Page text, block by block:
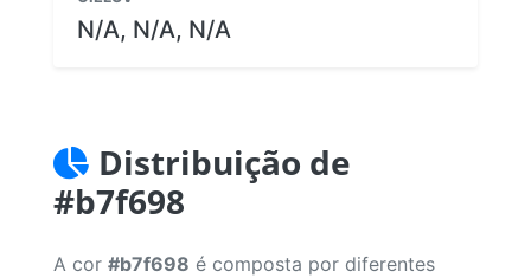
N/A, N/A, N/A
Distribuição de
#b7f698
A cor #b7f698 é composta por diferentes